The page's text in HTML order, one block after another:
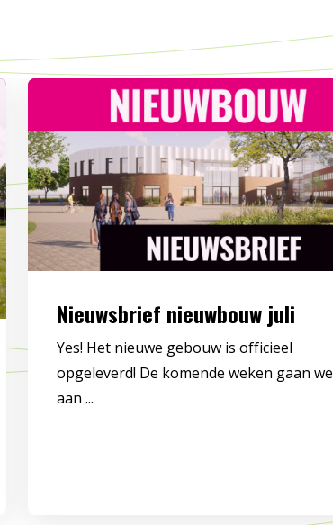
Nieuwsbrief nieuwbouw juli
Yes! Het nieuwe gebouw is officieel
opgeleverd! De komende weken gaan we
aan ...